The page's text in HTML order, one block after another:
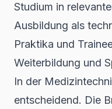
Studium in
Ausbildung als
Praktika und
Weiterbildung und
In der
entscheidend. Die